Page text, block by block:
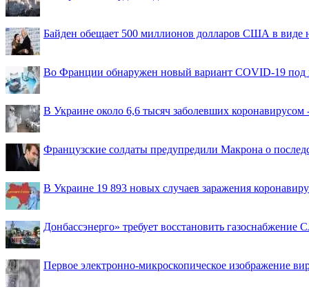
Байден обещает 500 миллионов долларов США в
Во Франции обнаружен новый вариант COVID-19 под
В Украине около 6,6 тысяч заболевших коронавирусом
Французские солдаты предупредили Макрона о
В Украине 19 893 новых случаев заражения
Донбассэнерго» требует восстановить газоснабжение
Первое электронно-микроскопическое изображение